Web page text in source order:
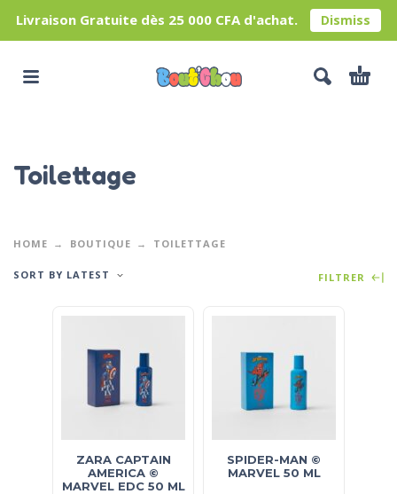
Livraison Gratuite dès 25 000 CFA d'achat. Dismiss
Toilettage
HOME BOUTIQUE TOILETTAGE
SORT BY LATEST FILTRER
ZARA CAPTAIN
AMERICA ©
MARVEL EDC 50 ML
SPIDER-MAN ©
MARVEL 50 ML